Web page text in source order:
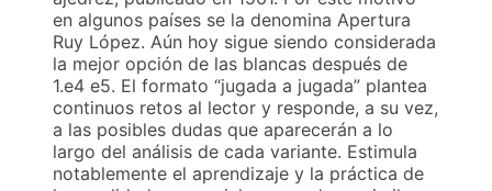
en algunos países se la denomina Apertura
Ruy López. Aún hoy sigue siendo considerada
la mejor opción de las blancas después de
1.e4 e5. El formato “jugada a jugada” plantea
continuos retos al lector y responde, a su vez,
a las posibles dudas que aparecerán a lo
largo del análisis de cada variante. Estimula
notablemente el aprendizaje y la práctica de